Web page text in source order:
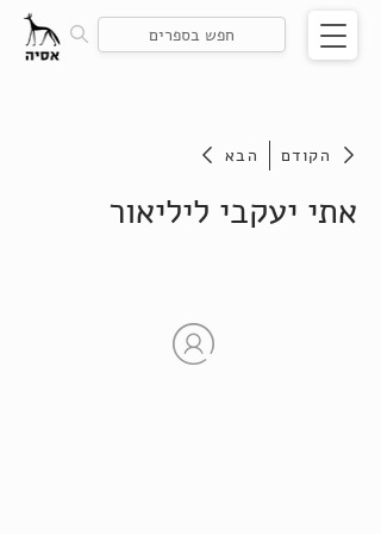
הבא הקודם
אתי יעקבי ליליאור